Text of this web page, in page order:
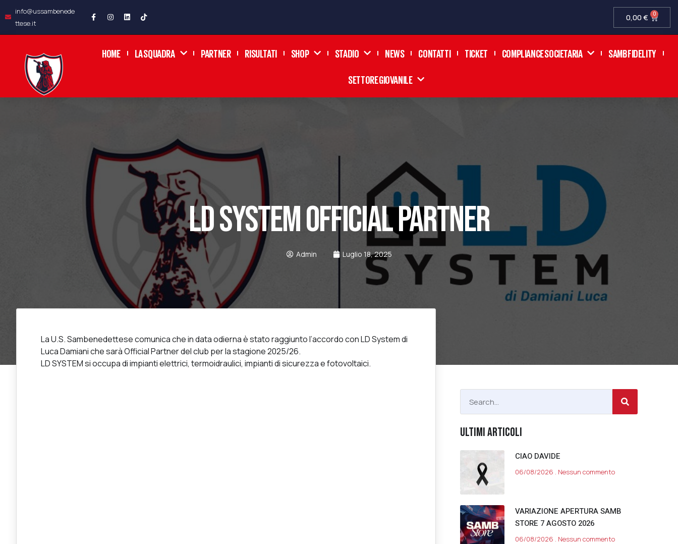
info@ussambenede
ttese.it
0,00€ 0
HOME LA SQUADRA PARTNER RISULTATI SHOP STADIO NEWS CONTATTI TICKET COMPLIANCE SOCIETARIA SAMB FIDELITY
SETTORE GIOVANILE
LD SYSTEM OFFICIAL PARTNER
Admin Luglio 18, 2025
La U.S. Sambenedettese comunica che in data odierna è stato raggiunto l’accordo con LD System di
Luca Damiani che sarà Official Partner del club per la stagione 2025/26.
LD SYSTEM si occupa di impianti elettrici, termoidraulici, impianti di sicurezza e fotovoltaici.
ULTIMI ARTICOLI
CIAO DAVIDE
06/08/2026 Nessun commento
VARIAZIONE APERTURA SAMB
STORE 7 AGOSTO 2026
06/08/2026 Nessun commento